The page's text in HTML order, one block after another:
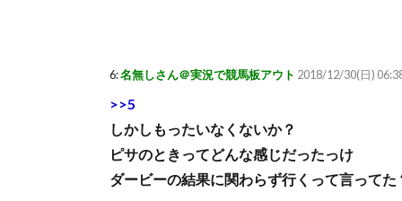
6:名無しさん＠実況で競馬板アウト 2018/12/30(日)
>>5
しかしもったいなくないか？
ピサのときってどんな感じだったっけ
ダービーの結果に関わらず行くって言ってた